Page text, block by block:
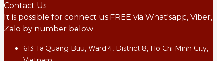
Contact Us
It is possible for connect us FREE via What'sapp, Viber,
Zalo by number below
613 Ta Quang Buu, Ward 4, District 8, Ho Chi Minh City,